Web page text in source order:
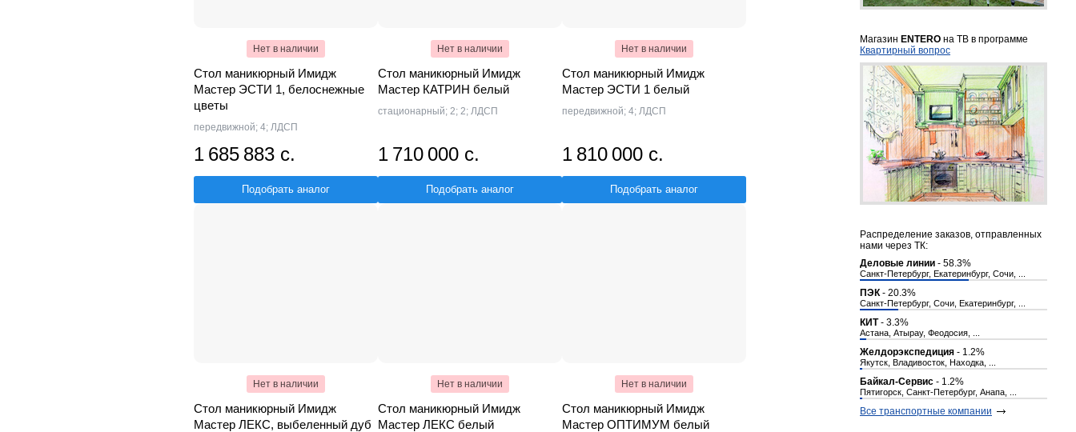
Нет в наличии
Стол маникюрный Имидж
Мастер ЭСТИ 1, белоснежные
цветы
передвижной; 4; ЛДСП
1 685 883 с.
Подобрать аналог
Нет в наличии
Стол маникюрный Имидж
Мастер КАТРИН белый
стационарный; 2; 2; ЛДСП
1 710 000 с.
Подобрать аналог
Нет в наличии
Стол маникюрный Имидж
Мастер ЭСТИ 1 белый
передвижной; 4; ЛДСП
1 810 000 с.
Подобрать аналог
Нет в наличии
Стол маникюрный Имидж
Мастер ЛЕКС, выбеленный дуб
Нет в наличии
Стол маникюрный Имидж
Мастер ЛЕКС белый
Нет в наличии
Стол маникюрный Имидж
Мастер ОПТИМУМ белый
Магазин ENTERO на ТВ в программе
Квартирный вопрос
Распределение заказов, отправленных
нами через ТК:
Деловые линии - 58.3%
Санкт-Петербург, Екатеринбург, Сочи, ...
ПЭК- 20.3%
Санкт-Петербург, Сочи, Екатеринбург, ...
КИТ- 3.3%
Астана, Атырау, Феодосия, ...
Желдорэкспедиция - 1.2%
Якутск, Владивосток, Находка, ...
Байкал-Сервис - 1.2%
Пятигорск, Санкт-Петербург, Анапа, ...
Все транспортные компании